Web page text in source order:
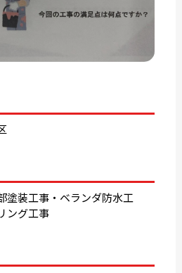
塗装工事・ベランダ防水工
ング工事